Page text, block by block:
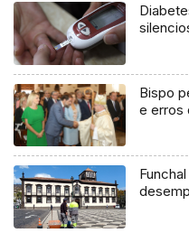
Bispo
e erros